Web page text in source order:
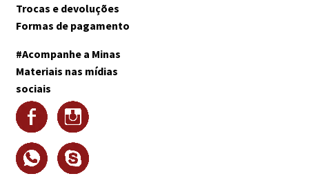
Trocas e devoluções
Formas de pagamento
#Acompanhe a Minas
Materiais nas mídias
sociais